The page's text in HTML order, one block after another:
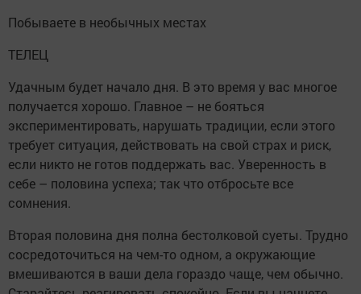
Побываете в необычных местах
ТЕЛЕЦ
Удачным будет начало дня. В это время у вас многое
получается хорошо. Главное – не бояться
экспериментировать, нарушать традиции, если этого
требует ситуация, действовать на свой страх и риск,
если никто не готов поддержать вас. Уверенность в
себе – половина успеха; так что отбросьте все
сомнения.
Вторая половина дня полна бестолковой суеты. Трудно
сосредоточиться на чем-то одном, а окружающие
вмешиваются в ваши дела гораздо чаще, чем обычно.